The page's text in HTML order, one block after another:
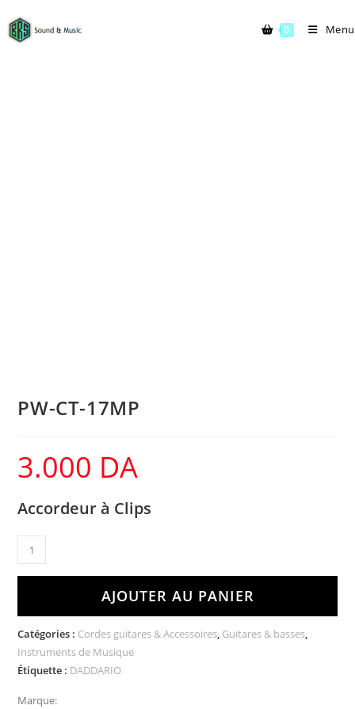
0 Menu
PW-CT-17MP
3.000 DA
Accordeur à Clips
AJOUTER AU PANIER
Catégories : Cordes guitares & Accessoires, Guitares & basses,
Instruments de Musique
Étiquette : DADDARIO
Marque: